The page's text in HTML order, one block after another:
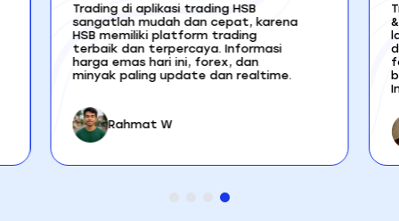
Trading di aplikasi trading HSB
sangatlah mudah dan cepat, karena
HSB memiliki platform trading
terbaik dan terpercaya. Informasi
harga emas hari ini, forex, dan
minyak paling update dan realtime.
Rahmat W